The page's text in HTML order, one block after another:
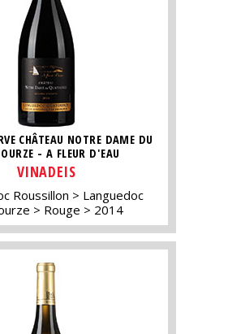
CHÂTEAU NOTRE DAME DU
- A FLEUR D'EAU
VINADEIS
Roussillon
Languedoc
Rouge 2014